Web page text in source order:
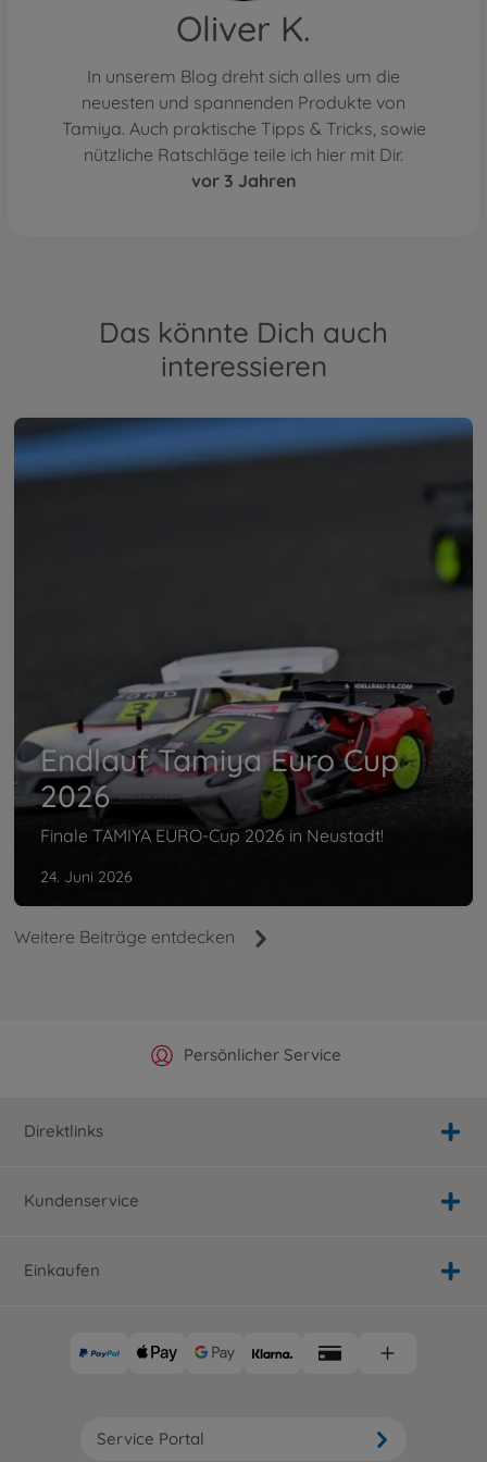
Oliver K.
In unserem Blog dreht sich alles um die
neuesten und spannenden Produkte von
Tamiya. Auch praktische Tipps & Tricks, sowie
nützliche Ratschläge teile ich hier mit Dir.
vor 3 Jahren
Das könnte Dich auch
interessieren
Endlauf Tamiya Euro Cup
2026
Finale TAMIYA EURO-Cup 2026 in Neustadt!
24. Juni 2026
Weitere Beiträge entdecken
Offizieller Hersteller Shop
Persönlicher Service
Versandkostenfrei ab 25€
Schnelle Lieferung
Direktlinks
Kundenservice
Einkaufen
Service Portal